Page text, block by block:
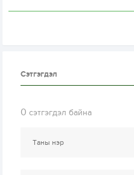
Сэтгэгдэл
0 сэтгэгдэл байна